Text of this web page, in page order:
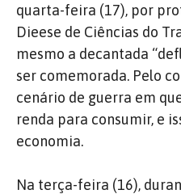
quarta-feira (17), por
Dieese de Ciências do
mesmo a decantada
ser comemorada. Pelo
cenário de guerra em
renda para consumir, e
economia.
Na terça-feira (16),